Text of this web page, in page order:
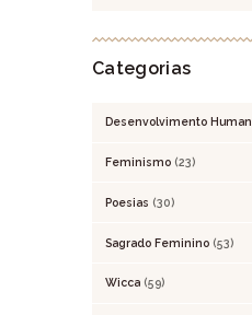
Categorias
Desenvolvimento
Feminismo(23)
Poesias (30)
Sagrado Feminino(53)
Wicca(59)